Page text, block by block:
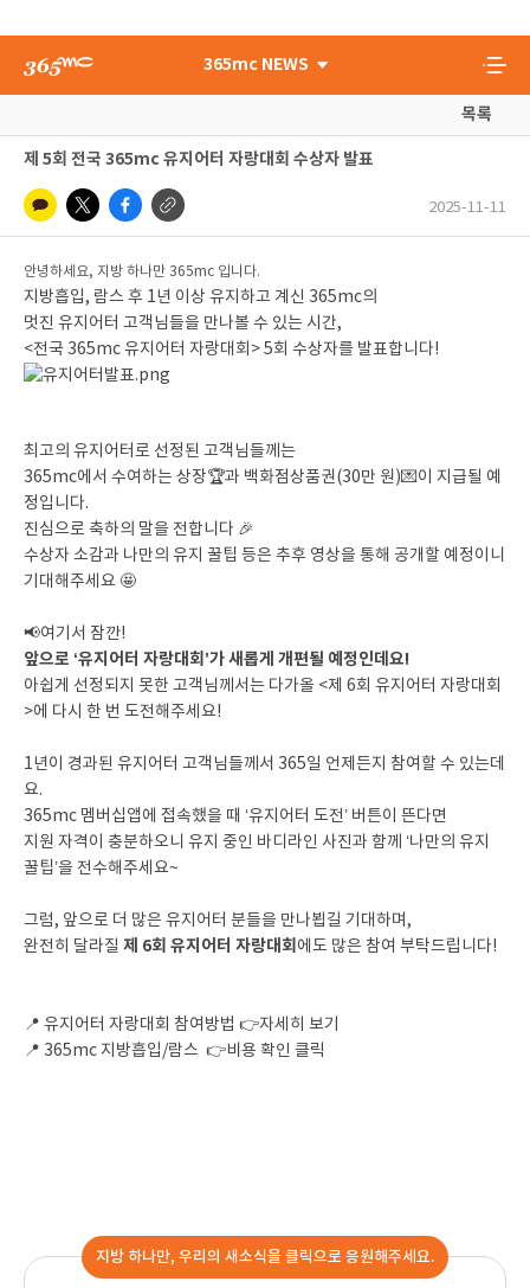
365mc NEWS
목록
제 5회 전국 365mc 유지어터 자랑대회 수상자 발표
2025-11-11
안녕하세요, 지방 하나만 365mc 입니다.
지방흡입, 람스 후 1년 이상 유지하고 계신 365mc의
멋진 유지어터 고객님들을 만나볼 수 있는 시간,
<전국 365mc 유지어터 자랑대회> 5회 수상자를 발표합니다!
최고의 유지어터로 선정된 고객님들께는
365mc에서 수여하는 상장🏆과 백화점상품권(30만 원)💌이 지급될 예
정입니다.
진심으로 축하의 말을 전합니다 🎉
수상자 소감과 나만의 유지 꿀팁 등은 추후 영상을 통해 공개할 예정이니
기대해주세요 🤩
📢여기서 잠깐!
앞으로 ‘유지어터 자랑대회’가 새롭게 개편될 예정인데요!
아쉽게 선정되지 못한 고객님께서는 다가올 <제 6회 유지어터 자랑대회
>에 다시 한 번 도전해주세요!
1년이 경과된 유지어터 고객님들께서 365일 언제든지 참여할 수 있는데
요.
365mc 멤버십앱에 접속했을 때 ‘유지어터 도전’ 버튼이 뜬다면
지원 자격이 충분하오니 유지 중인 바디라인 사진과 함께 ‘나만의 유지
꿀팁’을 전수해주세요~
그럼, 앞으로 더 많은 유지어터 분들을 만나뵙길 기대하며,
완전히 달라질 제 6회 유지어터 자랑대회 에도 많은 참여 부탁드립니다!
📍 유지어터 자랑대회 참여방법 👉자세히 보기
📍 365mc 지방흡입/람스 👉비용 확인 클릭
지방 하나만, 우리의 새소식을 클릭으로 응원해주세요.